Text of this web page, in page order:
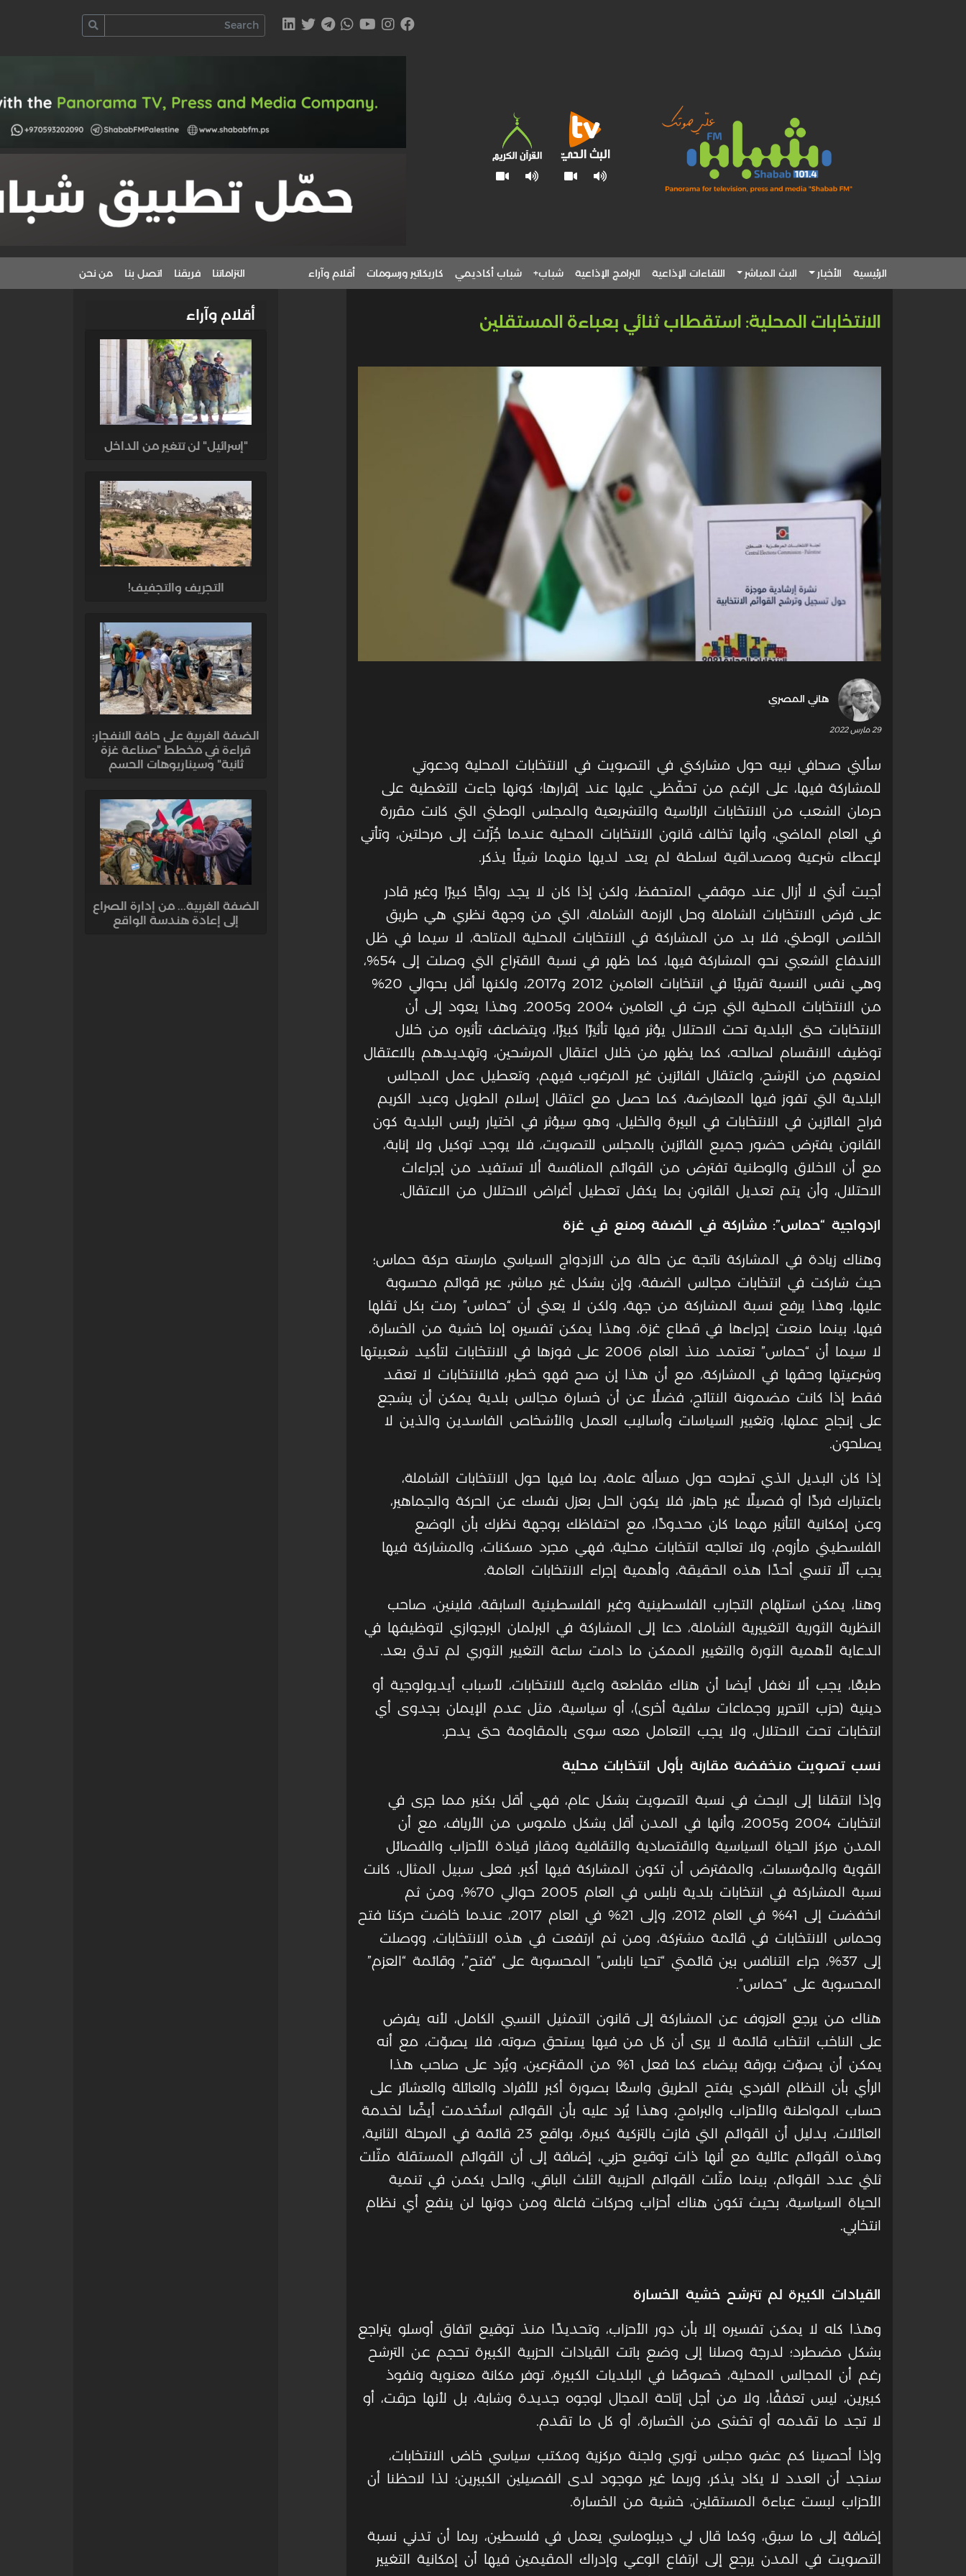
الرئيسية الأخبار البث المباشر اللقاءات الإذاعية البرامج الإذاعية شباب+ شباب أكاديمي كاريكاتير ورسومات أقلام وآراء التزاماتنا فريقنا اتصل بنا من نحن
الانتخابات المحلية: استقطاب ثنائي بعباءة المستقلين
هاني المصري
29 مارس 2022
سألني صحافي نبيه حول مشاركتي في التصويت في الانتخابات المحلية ودعوتي
للمشاركة فيها، على الرغم من تحفّظي عليها عند إقرارها؛ كونها جاءت للتغطية على
حرمان الشعب من الانتخابات الرئاسية والتشريعية والمجلس الوطني التي كانت مقررة
في العام الماضي، وأنها تخالف قانون الانتخابات المحلية عندما جُزّئت إلى مرحلتين، وتأتي
لإعطاء شرعية ومصداقية لسلطة لم يعد لديها منهما شيئًا يذكر.
أجبت أنني لا أزال عند موقفي المتحفظ، ولكن إذا كان لا يجد رواجًا كبيرًا وغير قادر
على فرض الانتخابات الشاملة وحل الرزمة الشاملة، التي من وجهة نظري هي طريق
الخلاص الوطني، فلا بد من المشاركة في الانتخابات المحلية المتاحة، لا سيما في ظل
الاندفاع الشعبي نحو المشاركة فيها، كما ظهر في نسبة الاقتراع التي وصلت إلى 54%،
وهي نفس النسبة تقريبًا في انتخابات العامين 2012 و2017، ولكنها أقل بحوالي 20%
من الانتخابات المحلية التي جرت في العامين 2004 و2005. وهذا يعود إلى أن
الانتخابات حتى البلدية تحت الاحتلال يؤثر فيها تأثيرًا كبيرًا، ويتضاعف تأثيره من خلال
توظيف الانقسام لصالحه، كما يظهر من خلال اعتقال المرشحين، وتهديدهم بالاعتقال
لمنعهم من الترشح، واعتقال الفائزين غير المرغوب فيهم، وتعطيل عمل المجالس
البلدية التي تفوز فيها المعارضة، كما حصل مع اعتقال إسلام الطويل وعبد الكريم
فراح الفائزين في الانتخابات في البيرة والخليل، وهو سيؤثر في اختيار رئيس البلدية كون
القانون يفترض حضور جميع الفائزين بالمجلس للتصويت، فلا يوجد توكيل ولا إنابة،
مع أن الاخلاق والوطنية تفترض من القوائم المنافسة ألا تستفيد من إجراءات
الاحتلال، وأن يتم تعديل القانون بما يكفل تعطيل أغراض الاحتلال من الاعتقال.
ازدواجية “حماس”: مشاركة في الضفة ومنع في غزة
وهناك زيادة في المشاركة ناتجة عن حالة من الازدواج السياسي مارسته حركة حماس؛
حيث شاركت في انتخابات مجالس الضفة، وإن بشكل غير مباشر، عبر قوائم محسوبة
عليها، وهذا يرفع نسبة المشاركة من جهة، ولكن لا يعني أن “حماس” رمت بكل ثقلها
فيها، بينما منعت إجراءها في قطاع غزة، وهذا يمكن تفسيره إما خشية من الخسارة،
لا سيما أن “حماس” تعتمد منذ العام 2006 على فوزها في الانتخابات لتأكيد شعبيتها
وشرعيتها وحقها في المشاركة، مع أن هذا إن صح فهو خطير، فالانتخابات لا تعقد
فقط إذا كانت مضمونة النتائج، فضلًا عن أن خسارة مجالس بلدية يمكن أن يشجع
على إنجاح عملها، وتغيير السياسات وأساليب العمل والأشخاص الفاسدين والذين لا
يصلحون.
إذا كان البديل الذي تطرحه حول مسألة عامة، بما فيها حول الانتخابات الشاملة،
باعتبارك فردًا أو فصيلًا غير جاهز، فلا يكون الحل بعزل نفسك عن الحركة والجماهير،
وعن إمكانية التأثير مهما كان محدودًا، مع احتفاظك بوجهة نظرك بأن الوضع
الفلسطيني مأزوم، ولا تعالجه انتخابات محلية، فهي مجرد مسكنات، والمشاركة فيها
يجب ألّا تنسي أحدًا هذه الحقيقة، وأهمية إجراء الانتخابات العامة.
وهنا، يمكن استلهام التجارب الفلسطينية وغير الفلسطينية السابقة، فلينين، صاحب
النظرية الثورية التغييرية الشاملة، دعا إلى المشاركة في البرلمان البرجوازي لتوظيفها في
الدعاية لأهمية الثورة والتغيير الممكن ما دامت ساعة التغيير الثوري لم تدق بعد.
طبعًا، يجب ألا نغفل أيضا أن هناك مقاطعة واعية للانتخابات، لأسباب أيديولوجية أو
دينية (حزب التحرير وجماعات سلفية أخرى)، أو سياسية، مثل عدم الإيمان بجدوى أي
انتخابات تحت الاحتلال، ولا يجب التعامل معه سوى بالمقاومة حتى يدحر.
نسب تصويت منخفضة مقارنة بأول انتخابات محلية
وإذا انتقلنا إلى البحث في نسبة التصويت بشكل عام، فهي أقل بكثير مما جرى في
انتخابات 2004 و2005، وأنها في المدن أقل بشكل ملموس من الأرياف، مع أن
المدن مركز الحياة السياسية والاقتصادية والثقافية ومقار قيادة الأحزاب والفصائل
القوية والمؤسسات، والمفترض أن تكون المشاركة فيها أكبر. فعلى سبيل المثال، كانت
نسبة المشاركة في انتخابات بلدية نابلس في العام 2005 حوالي 70%، ومن ثم
انخفضت إلى 41% في العام 2012، وإلى 21% في العام 2017، عندما خاضت حركتا فتح
وحماس الانتخابات في قائمة مشتركة، ومن ثم ارتفعت في هذه الانتخابات، ووصلت
إلى 37%، جراء التنافس بين قائمتي “تحيا نابلس” المحسوبة على “فتح”، وقائمة “العزم”
المحسوبة على “حماس”.
هناك من يرجع العزوف عن المشاركة إلى قانون التمثيل النسبي الكامل، لأنه يفرض
على الناخب انتخاب قائمة لا يرى أن كل من فيها يستحق صوته، فلا يصوّت، مع أنه
يمكن أن يصوّت بورقة بيضاء كما فعل 1% من المقترعين، ويُرد على صاحب هذا
الرأي بأن النظام الفردي يفتح الطريق واسعًا بصورة أكبر للأفراد والعائلة والعشائر على
حساب المواطنة والأحزاب والبرامج، وهذا يُرد عليه بأن القوائم استُخدمت أيضًا لخدمة
العائلات، بدليل أن القوائم التي فازت بالتزكية كبيرة، بواقع 23 قائمة في المرحلة الثانية،
وهذه القوائم عائلية مع أنها ذات توقيع حزبي، إضافة إلى أن القوائم المستقلة مثّلت
ثلثي عدد القوائم، بينما مثّلت القوائم الحزبية الثلث الباقي، والحل يكمن في تنمية
الحياة السياسية، بحيث تكون هناك أحزاب وحركات فاعلة ومن دونها لن ينفع أي نظام
انتخابي.
القيادات الكبيرة لم تترشح خشية الخسارة
وهذا كله لا يمكن تفسيره إلا بأن دور الأحزاب، وتحديدًا منذ توقيع اتفاق أوسلو يتراجع
بشكل مضطرد؛ لدرجة وصلنا إلى وضع باتت القيادات الحزبية الكبيرة تحجم عن الترشح
رغم أن المجالس المحلية، خصوصًا في البلديات الكبيرة، توفر مكانة معنوية ونفوذ
كبيرين، ليس تعففًا، ولا من أجل إتاحة المجال لوجوه جديدة وشابة، بل لأنها حرقت، أو
لا تجد ما تقدمه أو تخشى من الخسارة، أو كل ما تقدم.
وإذا أحصينا كم عضو مجلس ثوري ولجنة مركزية ومكتب سياسي خاض الانتخابات،
سنجد أن العدد لا يكاد يذكر، وربما غير موجود لدى الفصيلين الكبيرين؛ لذا لاحظنا أن
الأحزاب لبست عباءة المستقلين، خشية من الخسارة.
إضافة إلى ما سبق، وكما قال لي ديبلوماسي يعمل في فلسطين، ربما أن تدني نسبة
التصويت في المدن يرجع إلى ارتفاع الوعي وإدراك المقيمين فيها أن إمكانية التغيير
أقلام وآراء
"إسرائيل" لن تتغير من الداخل
التجريف والتجفيف!
الضفة الغربية على حافة الانفجار:
قراءة في مخطط "صناعة غزة
ثانية" وسيناريوهات الحسم
الضفة الغربية... من إدارة الصراع
إلى إعادة هندسة الواقع